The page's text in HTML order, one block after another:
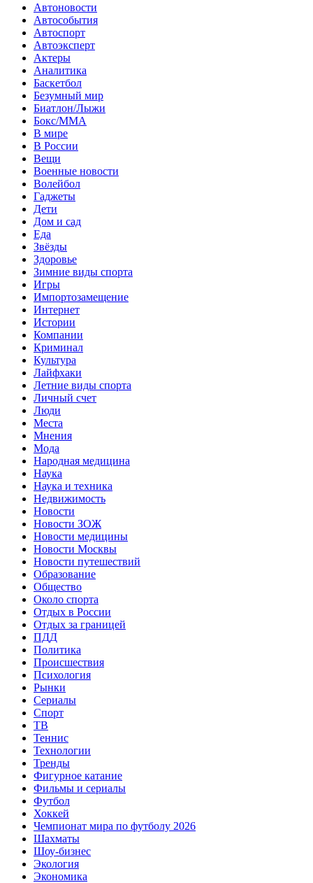
Автоновости
Автособытия
Автоспорт
Автоэксперт
Актеры
Аналитика
Баскетбол
Безумный мир
Биатлон/Лыжи
Бокс/MMA
В мире
В России
Вещи
Военные новости
Волейбол
Гаджеты
Дети
Дом и сад
Еда
Звёзды
Здоровье
Зимние виды спорта
Игры
Импортозамещение
Интернет
Истории
Компании
Криминал
Культура
Лайфхаки
Летние виды спорта
Личный счет
Люди
Места
Мнения
Мода
Народная медицина
Наука
Наука и техника
Недвижимость
Новости
Новости ЗОЖ
Новости медицины
Новости Москвы
Новости путешествий
Образование
Общество
Около спорта
Отдых в России
Отдых за границей
ПДД
Политика
Происшествия
Психология
Рынки
Сериалы
Спорт
ТВ
Теннис
Технологии
Тренды
Фигурное катание
Фильмы и сериалы
Футбол
Хоккей
Чемпионат мира по футболу 2026
Шахматы
Шоу-бизнес
Экология
Экономика